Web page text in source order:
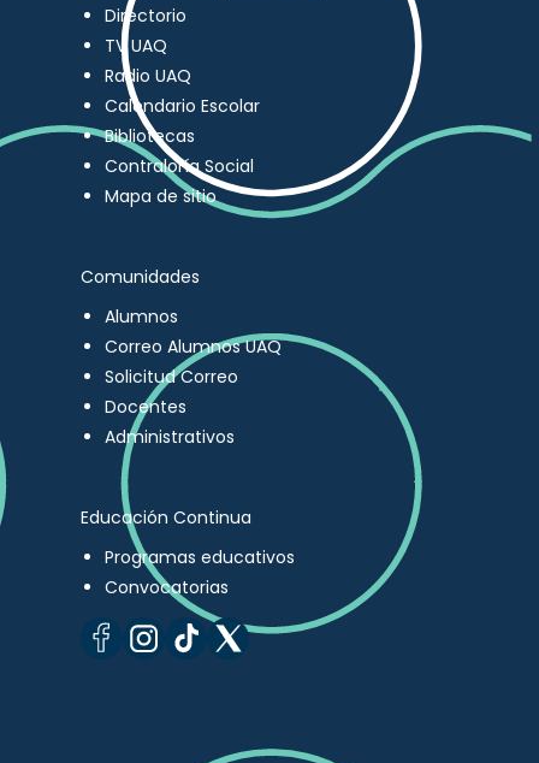
Directorio
TV UAQ
Radio UAQ
Calendario Escolar
Bibliotecas
Contraloría Social
Mapa de sitio
Comunidades
Alumnos
Correo Alumnos UAQ
Solicitud Correo
Docentes
Administrativos
Educación Continua
Programas educativos
Convocatorias